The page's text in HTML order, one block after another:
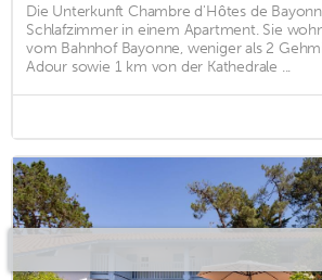
Die Unterkunft Chambre d'Hôtes de
Schlafzimmer in einem Apartment. Sie
vom Bahnhof Bayonne, weniger als 2
Adour sowie 1 km von der Kathedrale ...